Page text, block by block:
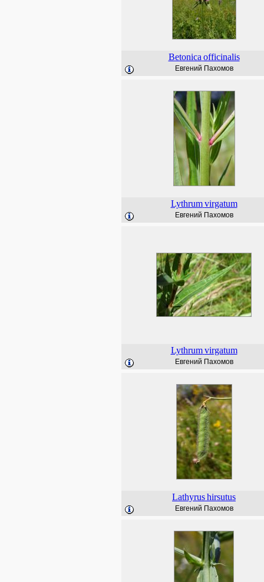
Betonica officinalis
Евгений Пахомов
Lythrum virgatum
Евгений Пахомов
Lythrum virgatum
Евгений Пахомов
Lathyrushirsutus
Евгений Пахомов